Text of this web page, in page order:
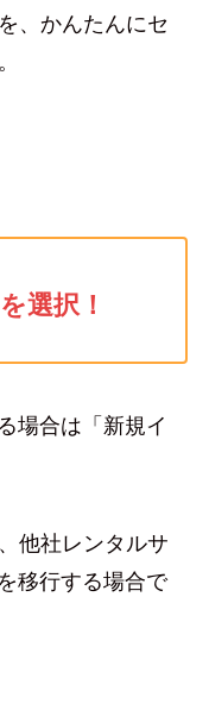
、かんたんにセ
選択！
場合は「新規イ
他社レンタルサ
移行する場合で